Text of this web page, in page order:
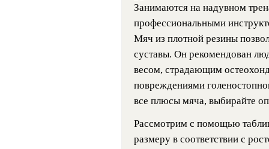
Занимаются на надувном
профессиональными
Мяч из плотной резины
суставы. Он рекомендован
весом, страдающим
повреждениями
все плюсы мяча, выбирайте
Рассмотрим с помощью
размеру в соответствии с